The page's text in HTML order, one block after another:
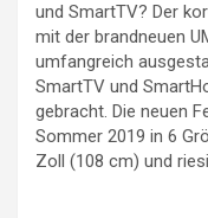
und SmartTV? Der
mit der brandneuen
umfangreich
SmartTV und
gebracht. Die neuen
Sommer 2019 in 6
Zoll (108 cm) und